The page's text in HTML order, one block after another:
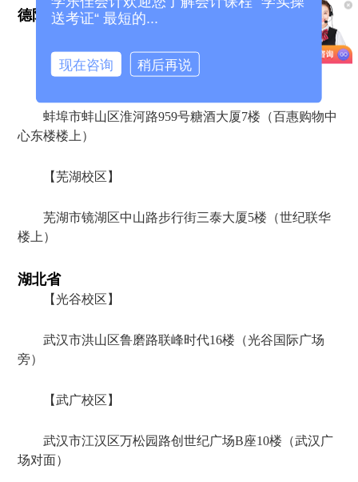
德阳市海正广场521室
【蚌埠校区】
蚌埠市蚌山区淮河路959号糖酒大厦7楼（百惠购物中
心东楼楼上）
【芜湖校区】
芜湖市镜湖区中山路步行街三泰大厦5楼（世纪联华
楼上）
湖北省
【光谷校区】
武汉市洪山区鲁磨路联峰时代16楼（光谷国际广场
旁）
【武广校区】
武汉市江汉区万松园路创世纪广场B座10楼（武汉广
场对面）
送考证“ 最短的...
现在咨询 稍后再说